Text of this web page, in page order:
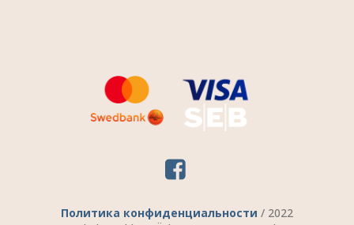
Политика конфиденциальности / 2022